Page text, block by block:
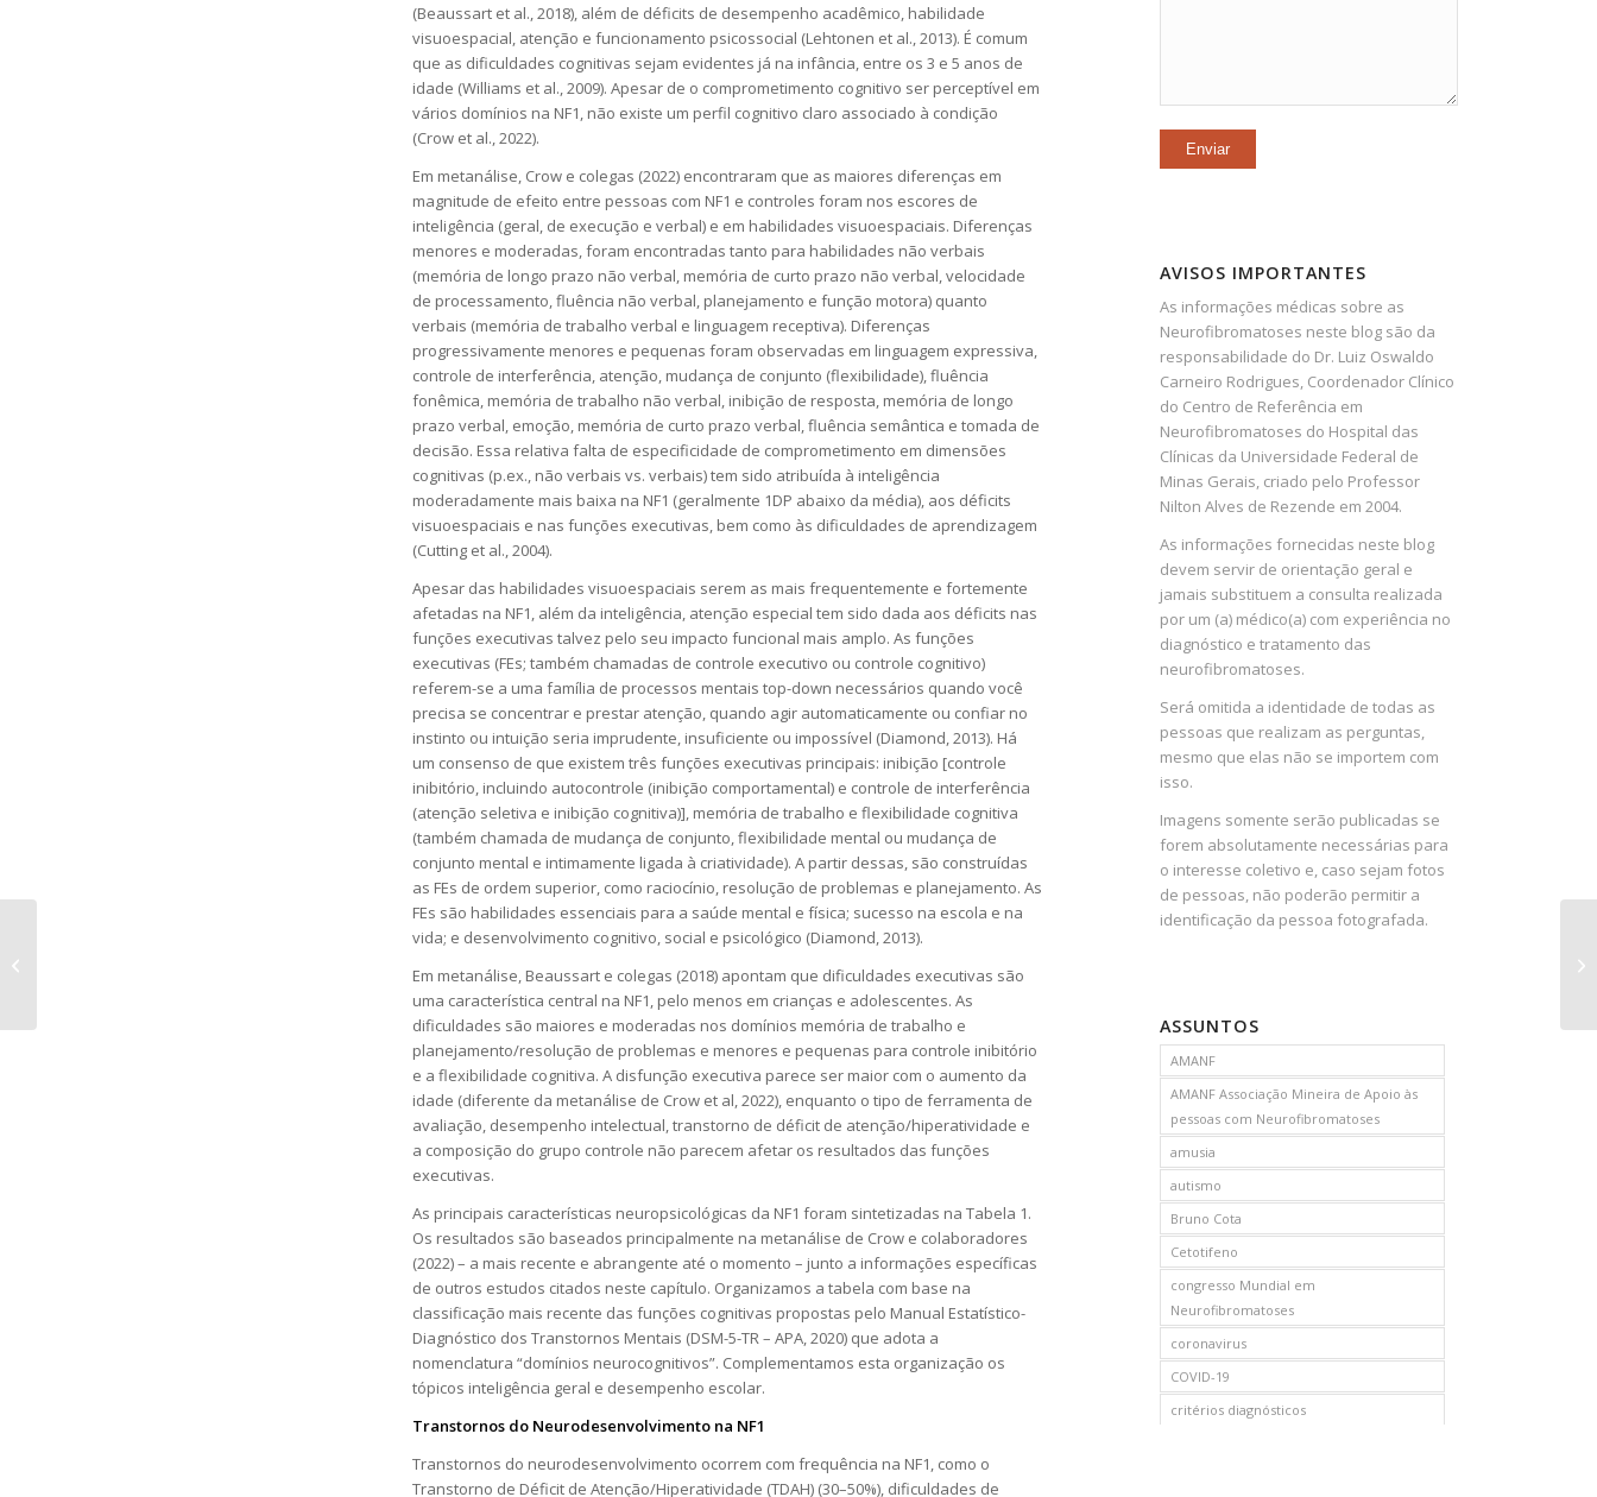
(Beaussart et al., 2018), além de déficits de desempenho acadêmico, habilidade
visuoespacial, atenção e funcionamento psicossocial (Lehtonen et al., 2013). É comum
que as dificuldades cognitivas sejam evidentes já na infância, entre os 3 e 5 anos de
idade (Williams et al., 2009). Apesar de o comprometimento cognitivo ser perceptível em
vários domínios na NF1, não existe um perfil cognitivo claro associado à condição
(Crow et al., 2022).
Em metanálise, Crow e colegas (2022) encontraram que as maiores diferenças em
magnitude de efeito entre pessoas com NF1 e controles foram nos escores de
inteligência (geral, de execução e verbal) e em habilidades visuoespaciais. Diferenças
menores e moderadas, foram encontradas tanto para habilidades não verbais
(memória de longo prazo não verbal, memória de curto prazo não verbal, velocidade
de processamento, fluência não verbal, planejamento e função motora) quanto
verbais (memória de trabalho verbal e linguagem receptiva). Diferenças
progressivamente menores e pequenas foram observadas em linguagem expressiva,
controle de interferência, atenção, mudança de conjunto (flexibilidade), fluência
fonêmica, memória de trabalho não verbal, inibição de resposta, memória de longo
prazo verbal, emoção, memória de curto prazo verbal, fluência semântica e tomada de
decisão. Essa relativa falta de especificidade de comprometimento em dimensões
cognitivas (p.ex., não verbais vs. verbais) tem sido atribuída à inteligência
moderadamente mais baixa na NF1 (geralmente 1DP abaixo da média), aos déficits
visuoespaciais e nas funções executivas, bem como às dificuldades de aprendizagem
(Cutting et al., 2004).
Apesar das habilidades visuoespaciais serem as mais frequentemente e fortemente
afetadas na NF1, além da inteligência, atenção especial tem sido dada aos déficits nas
funções executivas talvez pelo seu impacto funcional mais amplo. As funções
executivas (FEs; também chamadas de controle executivo ou controle cognitivo)
referem-se a uma família de processos mentais top-down necessários quando você
precisa se concentrar e prestar atenção, quando agir automaticamente ou confiar no
instinto ou intuição seria imprudente, insuficiente ou impossível (Diamond, 2013). Há
um consenso de que existem três funções executivas principais: inibição [controle
inibitório, incluindo autocontrole (inibição comportamental) e controle de interferência
(atenção seletiva e inibição cognitiva)], memória de trabalho e flexibilidade cognitiva
(também chamada de mudança de conjunto, flexibilidade mental ou mudança de
conjunto mental e intimamente ligada à criatividade). A partir dessas, são construídas
as FEs de ordem superior, como raciocínio, resolução de problemas e planejamento. As
FEs são habilidades essenciais para a saúde mental e física; sucesso na escola e na
vida; e desenvolvimento cognitivo, social e psicológico (Diamond, 2013).
Em metanálise, Beaussart e colegas (2018) apontam que dificuldades executivas são
uma característica central na NF1, pelo menos em crianças e adolescentes. As
dificuldades são maiores e moderadas nos domínios memória de trabalho e
planejamento/resolução de problemas e menores e pequenas para controle inibitório
e a flexibilidade cognitiva. A disfunção executiva parece ser maior com o aumento da
idade (diferente da metanálise de Crow et al, 2022), enquanto o tipo de ferramenta de
avaliação, desempenho intelectual, transtorno de déficit de atenção/hiperatividade e
a composição do grupo controle não parecem afetar os resultados das funções
executivas.
As principais características neuropsicológicas da NF1 foram sintetizadas na Tabela 1.
Os resultados são baseados principalmente na metanálise de Crow e colaboradores
(2022) – a mais recente e abrangente até o momento – junto a informações específicas
de outros estudos citados neste capítulo. Organizamos a tabela com base na
classificação mais recente das funções cognitivas propostas pelo Manual Estatístico-
Diagnóstico dos Transtornos Mentais (DSM-5-TR – APA, 2020) que adota a
nomenclatura “domínios neurocognitivos”. Complementamos esta organização os
tópicos inteligência geral e desempenho escolar.
Transtornos do Neurodesenvolvimento na NF1
Transtornos do neurodesenvolvimento ocorrem com frequência na NF1, como o
Transtorno de Déficit de Atenção/Hiperatividade (TDAH) (30–50%), dificuldades de
AVISOS IMPORTANTES
As informações médicas sobre as
Neurofibromatoses neste blog são da
responsabilidade do Dr. Luiz Oswaldo
Carneiro Rodrigues, Coordenador Clínico
do Centro de Referência em
Neurofibromatoses do Hospital das
Clínicas da Universidade Federal de
Minas Gerais, criado pelo Professor
Nilton Alves de Rezende em 2004.
As informações fornecidas neste blog
devem servir de orientação geral e
jamais substituem a consulta realizada
por um (a) médico(a) com experiência no
diagnóstico e tratamento das
neurofibromatoses.
Será omitida a identidade de todas as
pessoas que realizam as perguntas,
mesmo que elas não se importem com
isso.
Imagens somente serão publicadas se
forem absolutamente necessárias para
o interesse coletivo e, caso sejam fotos
de pessoas, não poderão permitir a
identificação da pessoa fotografada.
ASSUNTOS
AMANF
AMANF Associação Mineira de Apoio às
pessoas com Neurofibromatoses
amusia
autismo
Bruno Cota
Cetotifeno
congresso Mundial em
Neurofibromatoses
coronavirus
COVID-19
critérios diagnósticos